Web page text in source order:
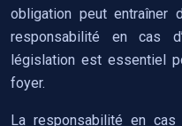
obligation peut entraîner
responsabilité en cas
législation est essentiel
foyer.
La responsabilité en cas